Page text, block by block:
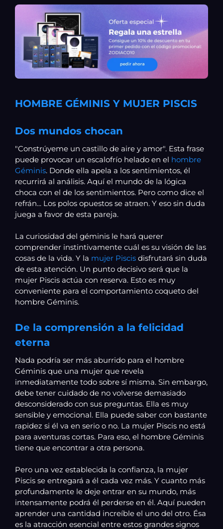
HOMBRE GÉMINIS Y MUJER PISCIS
Dos mundos chocan
"Constrúyeme un castillo de aire y amor". Esta frase
puede provocar un escalofrío helado en el hombre
Géminis. Donde ella apela a los sentimientos, él
recurrirá al análisis. Aquí el mundo de la lógica
choca con el de los sentimientos. Pero como dice el
refrán... Los polos opuestos se atraen. Y eso sin duda
juega a favor de esta pareja.
La curiosidad del géminis le hará querer
comprender instintivamente cuál es su visión de las
cosas de la vida. Y la mujer Piscis disfrutará sin duda
de esta atención. Un punto decisivo será que la
mujer Piscis actúa con reserva. Esto es muy
conveniente para el comportamiento coqueto del
hombre Géminis.
De la comprensión a la felicidad
eterna
Nada podría ser más aburrido para el hombre
Géminis que una mujer que revela
inmediatamente todo sobre sí misma. Sin embargo,
debe tener cuidado de no volverse demasiado
desconsiderado con sus preguntas. Ella es muy
sensible y emocional. Ella puede saber con bastante
rapidez si él va en serio o no. La mujer Piscis no está
para aventuras cortas. Para eso, el hombre Géminis
tiene que encontrar a otra persona.
Pero una vez establecida la confianza, la mujer
Piscis se entregará a él cada vez más. Y cuanto más
profundamente le deje entrar en su mundo, más
intensamente podrá él perderse en él. Aquí pueden
aprender una cantidad increíble el uno del otro. Ésa
es la atracción esencial entre estos grandes signos